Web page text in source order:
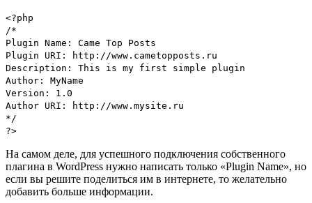
<?php
/*
Plugin Name: Came Top Posts
Plugin URI: http://www.cametopposts.ru
Description: This is my first simple plugin
Author: MyName
Version: 1.0
Author URI: http://www.mysite.ru
*/
?>
На самом деле, для успешного подключения собственного
плагина в WordPress нужно написать только «Plugin Name», но
если вы решите поделиться им в интернете, то желательно
добавить больше информации.